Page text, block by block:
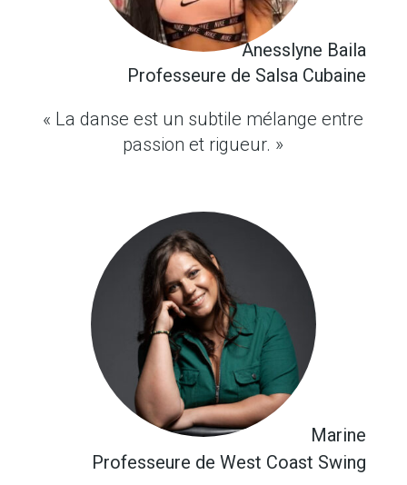
Anesslyne Baila
Professeure de Salsa Cubaine
« La danse est un subtile mélange entre
passion et rigueur. »
Marine
Professeure de West Coast Swing